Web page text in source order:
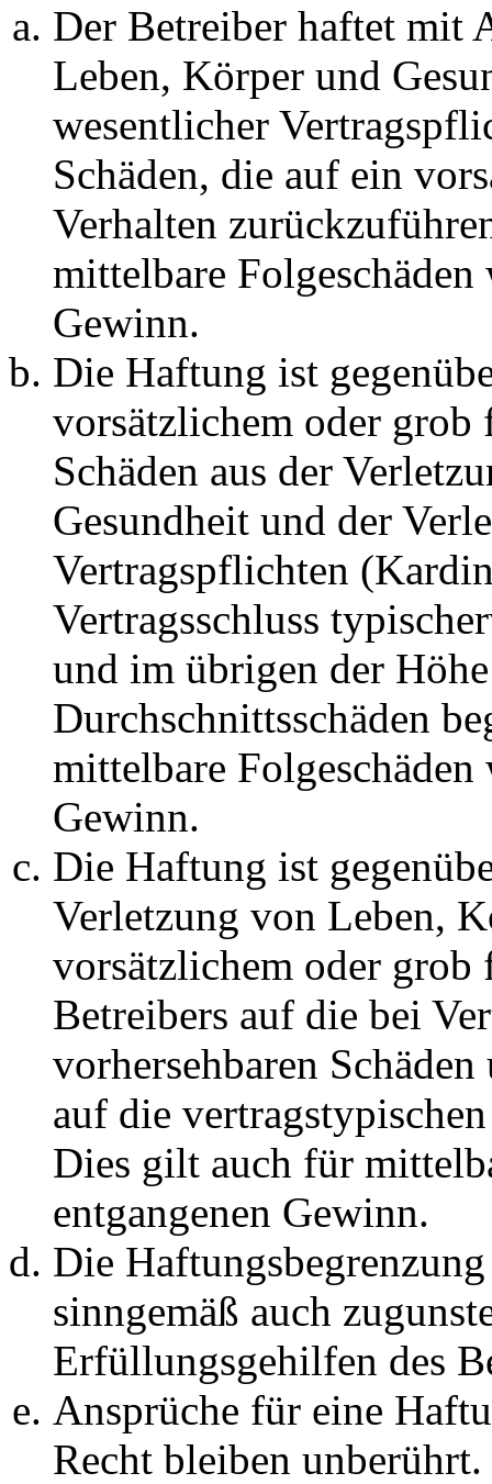
Der Betreiber haftet mit
Leben, Körper und
wesentlicher
Schäden, die auf ein
Verhalten
mittelbare Folgeschäden
Gewinn.
Die Haftung ist
vorsätzlichem oder grob
Schäden aus der
Gesundheit und der
Vertragspflichten
Vertragsschluss
und im übrigen der
Durchschnittsschäden
mittelbare Folgeschäden
Gewinn.
Die Haftung ist
Verletzung von Leben,
vorsätzlichem oder grob
Betreibers auf die bei
vorhersehbaren
auf die
Dies gilt auch für
entgangenen Gewinn.
Die
sinngemäß auch
Erfüllungsgehilfen des
Ansprüche für eine
Recht bleiben unberührt.